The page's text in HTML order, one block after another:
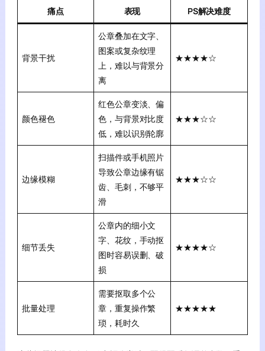
痛点 表现 PS解决难度
背景干扰
公章叠加在文字、
图案或复杂纹理
上，难以与背景分
离
★★★★☆
颜色褪色
红色公章变淡、偏
色，与背景对比度
低，难以识别轮廓
★★★☆☆
边缘模糊
扫描件或手机照片
导致公章边缘有锯
齿、毛刺，不够平
滑
★★★☆☆
细节丢失
公章内的细小文
字、花纹，手动抠
图时容易误删、破
损
★★★★☆
批量处理
需要抠取多个公
章，重复操作繁
琐，耗时久
★★★★★